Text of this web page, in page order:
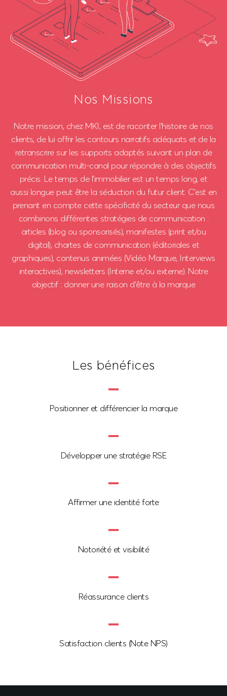
Nos Missions
Notre mission, chez MKI, est de raconter l’histoire de nos
clients, de lui offrir les contours narratifs adéquats et de la
retranscrire sur les supports adaptés suivant un plan de
communication multi-canal pour répondre à des objectifs
précis. Le temps de l’immobilier est un temps long, et
aussi longue peut être la séduction du futur client. C’est en
prenant en compte cette spécificité du secteur que nous
combinons différentes stratégies de communication :
articles (blog ou sponsorisés), manifestes (print et/ou
digital), chartes de communication (éditoriales et
graphiques), contenus animées (Vidéo Marque, Interviews
interactives), newsletters (Interne et/ou externe). Notre
objectif : donner une raison d’être à la marque
Les bénéfices
Positionner et différencier la marque
Développer une stratégie RSE
Affirmer une identité forte
Notoriété et visibilité
Réassurance clients
Satisfaction clients (Note NPS)